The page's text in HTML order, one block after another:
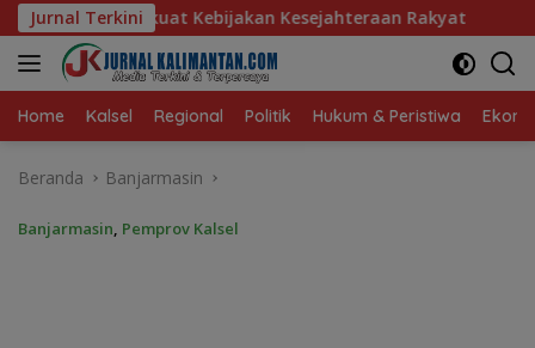
Langsung
ke
konten
Jurnal Terkini
Kesejahteraan Rakyat Baru 10 Persen, Aktivasi IKD
Home Kalsel Regional Politik Hukum & Peristiwa
Beranda Banjarmasin
Banjarmasin, Pemprov Kalsel